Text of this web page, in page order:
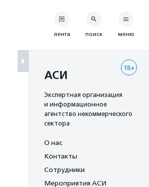
лента поиск меню
18+
АСИ
Экспертная организация
и информационное
агентство некоммерческого
сектора
О нас
Контакты
Сотрудники
Мероприятия АСИ